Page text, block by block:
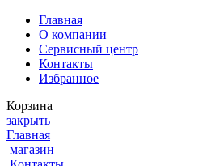
Главная
О компании
Сервисный центр
Контакты
Избранное
Корзина
закрыть
Главная
магазин